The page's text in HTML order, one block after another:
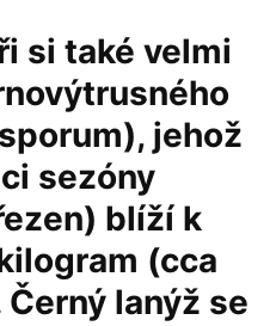
si také velmi
jehož
sezóny
blíží k
(cca
lanýž se